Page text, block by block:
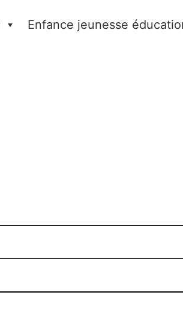
Enfance jeunesse